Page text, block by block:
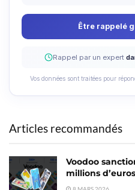
Être rappelé
Rappel par un expert
Vos données sont traitées pour
Articles recommandés
Voodoo
millions d’euros